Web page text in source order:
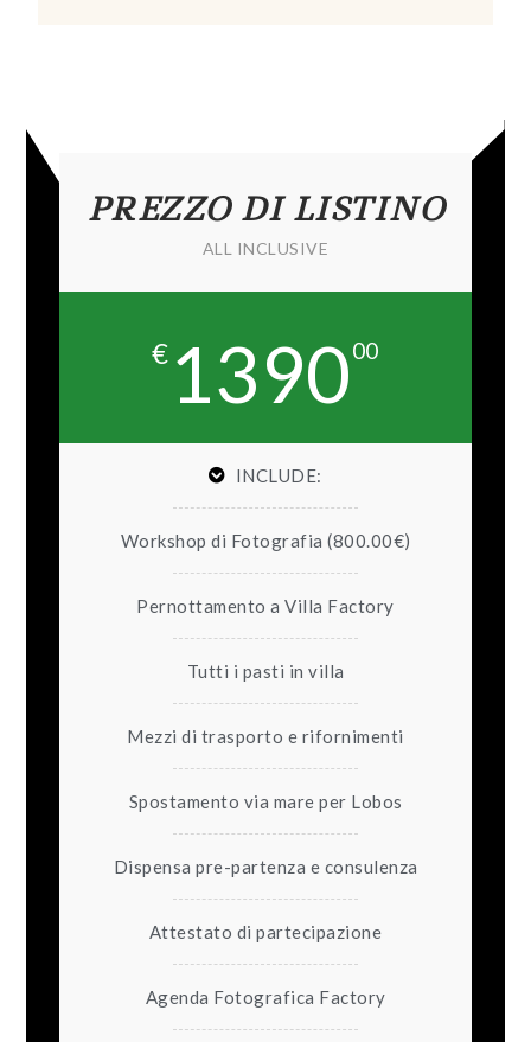
PREZZO DI LISTINO
ALL INCLUSIVE
€ 139000
INCLUDE:
Workshop di Fotografia (800.00€)
Pernottamento a Villa Factory
Tutti i pasti in villa
Mezzi di trasporto e rifornimenti
Spostamento via mare per Lobos
Dispensa pre-partenza e consulenza
Attestato di partecipazione
Agenda Fotografica Factory